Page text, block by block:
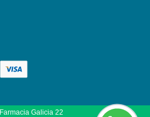
Farmacia Galicia 22